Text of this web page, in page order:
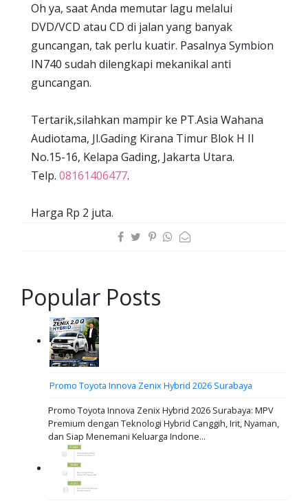
Oh ya, saat Anda memutar lagu melalui
DVD/VCD atau CD di jalan yang banyak
guncangan, tak perlu kuatir. Pasalnya Symbion
IN740 sudah dilengkapi mekanikal anti
guncangan.
Tertarik,silahkan mampir ke PT.Asia Wahana
Audiotama, Jl.Gading Kirana Timur Blok H II
No.15-16, Kelapa Gading, Jakarta Utara.
Telp. 08161406477.
Harga Rp 2 juta.
Popular Posts
Promo Toyota Innova Zenix Hybrid 2026 Surabaya
Promo Toyota Innova Zenix Hybrid 2026 Surabaya: MPV
Premium dengan Teknologi Hybrid Canggih, Irit, Nyaman,
dan Siap Menemani Keluarga Indone...